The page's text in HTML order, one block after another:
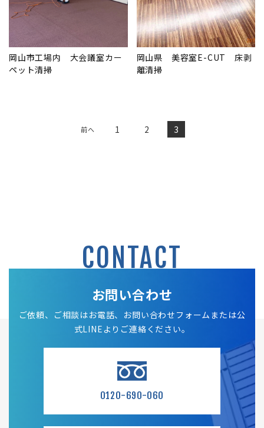
岡山市工場内 大会議室カー
ペット清掃
岡山県 美容室E-CUT 床剥
離清掃
前へ 1 2 3
CONTACT
お問い合わせ
ご依頼、ご相談はお電話、お問い合わせフォームまたは公
式LINEよりご連絡ください。
0120-690-060